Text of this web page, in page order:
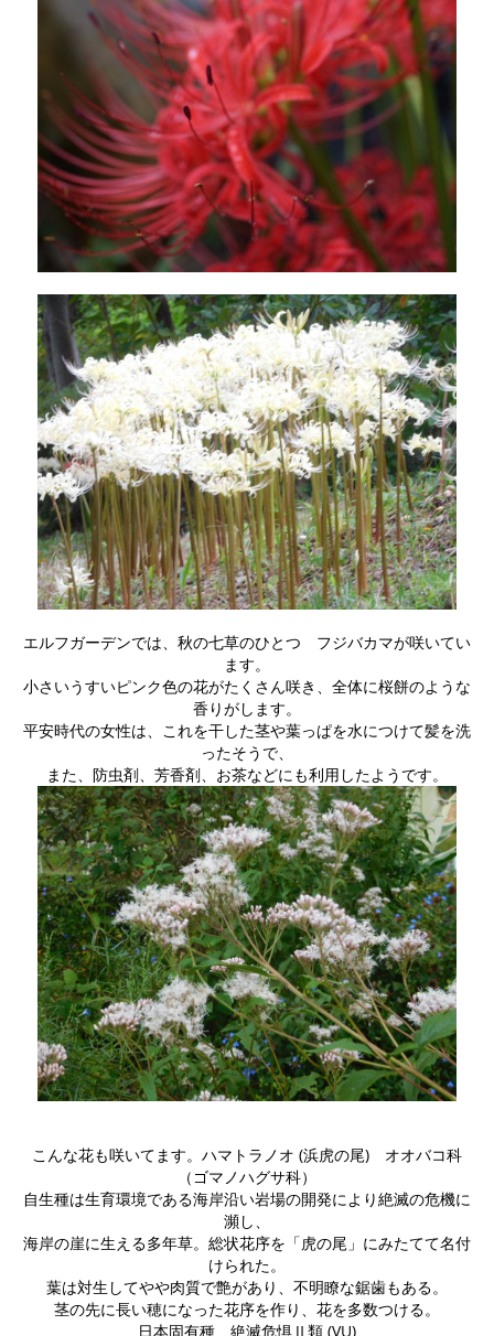
エルフガーデンでは、秋の七草のひとつ フジバカマが咲いてい
ます。
小さいうすいピンク色の花がたくさん咲き、全体に桜餅のような
香りがします。
平安時代の女性は、これを干した茎や葉っぱを水につけて髪を洗
ったそうで、
また、防虫剤、芳香剤、お茶などにも利用したようです。
こんな花も咲いてます。ハマトラノオ (浜虎の尾) オオバコ科
（ゴマノハグサ科）
自生種は生育環境である海岸沿い岩場の開発により絶滅の危機に
瀕し、
海岸の崖に生える多年草。総状花序を「虎の尾」にみたてて名付
けられた。
葉は対生してやや肉質で艶があり、不明瞭な鋸歯もある。
茎の先に長い穂になった花序を作り、花を多数つける。
日本固有種、絶滅危惧Ⅱ類 (VU)